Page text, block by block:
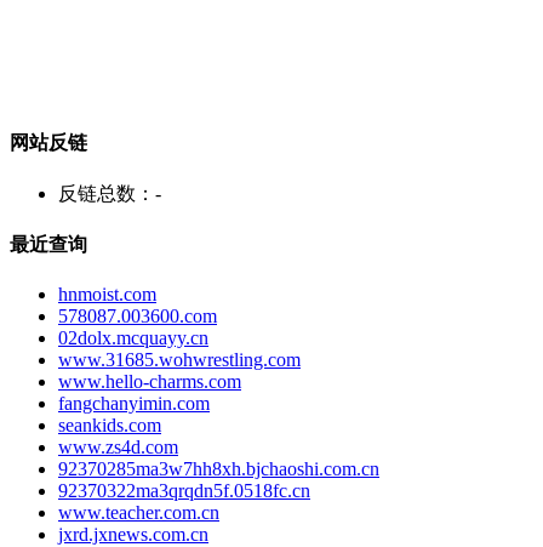
网站反链
反链总数： -
最近查询
hnmoist.com
578087.003600.com
02dolx.mcquayy.cn
www.31685.wohwrestling.com
www.hello-charms.com
fangchanyimin.com
seankids.com
www.zs4d.com
92370285ma3w7hh8xh.bjchaoshi.com.cn
92370322ma3qrqdn5f.0518fc.cn
www.teacher.com.cn
jxrd.jxnews.com.cn